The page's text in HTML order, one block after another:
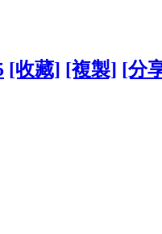
[收藏] [複製] [分